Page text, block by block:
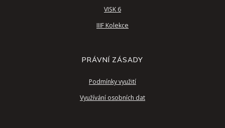
VISK 6
IIIF Kolekce
PRÁVNÍ ZÁSADY
Podmínky využití
Využívání osobních dat